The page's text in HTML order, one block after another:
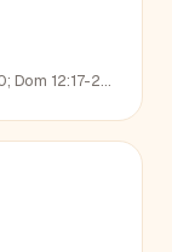
12:17-23:24